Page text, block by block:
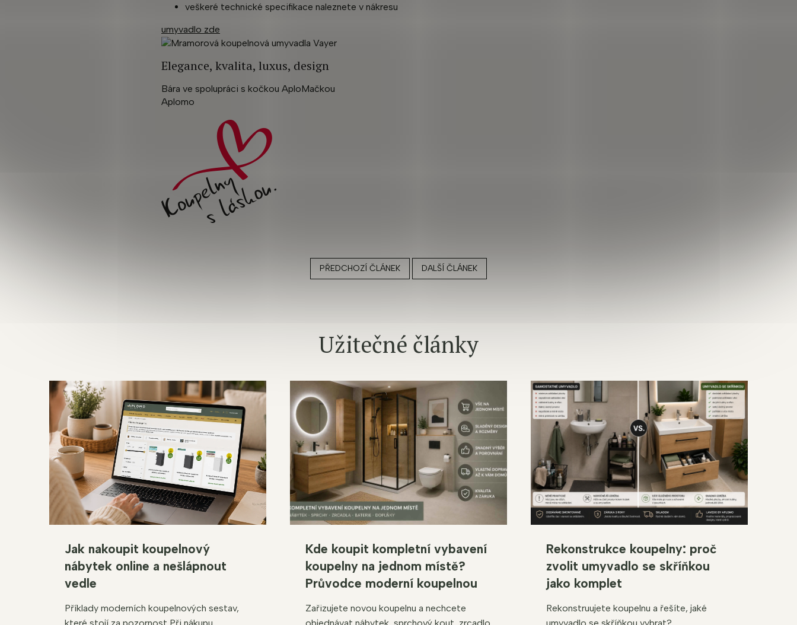
veškeré technické specifikace naleznete v nákresu
umyvadlo zde
Elegance, kvalita, luxus, design
Bára ve spolupráci s kočkou AploMačkou
Aplomo
PŘEDCHOZÍ ČLÁNEK DALŠÍ ČLÁNEK
Užitečné články
Jak nakoupit koupelnový
nábytek online a nešlápnout
vedle
Příklady moderních koupelnových sestav,
Kde koupit kompletní vybavení
koupelny na jednom místě?
Průvodce moderní koupelnou
Zařizujete novou koupelnu a nechcete
Rekonstrukce koupelny: proč
zvolit umyvadlo se skříňkou
jako komplet
Rekonstruujete koupelnu a řešíte, jaké